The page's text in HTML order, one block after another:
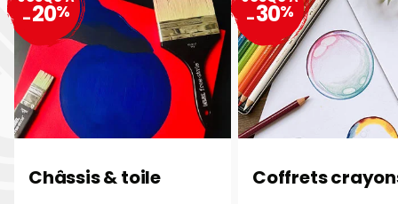
Châssis & toile
-20%
Coffrets
-30%